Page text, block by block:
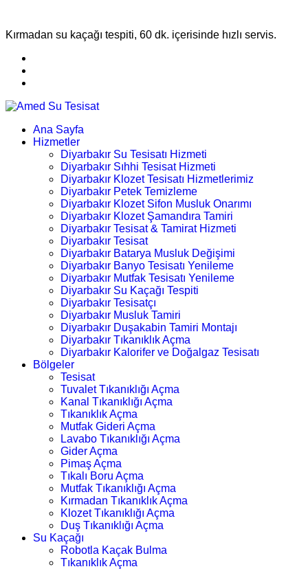
Kırmadan su kaçağı tespiti, 60 dk. içerisinde hızlı servis.
Ana Sayfa
Hizmetler
Diyarbakır Su Tesisatı Hizmeti
Diyarbakır Sıhhi Tesisat Hizmeti
Diyarbakır Klozet Tesisatı Hizmetlerimiz
Diyarbakır Petek Temizleme
Diyarbakır Klozet Sifon Musluk Onarımı
Diyarbakır Klozet Şamandıra Tamiri
Diyarbakır Tesisat & Tamirat Hizmeti
Diyarbakır Tesisat
Diyarbakır Batarya Musluk Değişimi
Diyarbakır Banyo Tesisatı Yenileme
Diyarbakır Mutfak Tesisatı Yenileme
Diyarbakır Su Kaçağı Tespiti
Diyarbakır Tesisatçı
Diyarbakır Musluk Tamiri
Diyarbakır Duşakabin Tamiri Montajı
Diyarbakır Tıkanıklık Açma
Diyarbakır Kalorifer ve Doğalgaz Tesisatı
Bölgeler
Tesisat
Tuvalet Tıkanıklığı Açma
Kanal Tıkanıklığı Açma
Tıkanıklık Açma
Mutfak Gideri Açma
Lavabo Tıkanıklığı Açma
Gider Açma
Pimaş Açma
Tıkalı Boru Açma
Mutfak Tıkanıklığı Açma
Kırmadan Tıkanıklık Açma
Klozet Tıkanıklığı Açma
Duş Tıkanıklığı Açma
Su Kaçağı
Robotla Kaçak Bulma
Tıkanıklık Açma